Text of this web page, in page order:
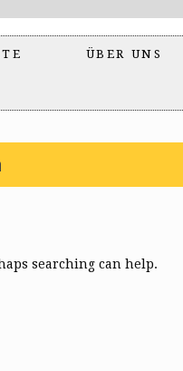
ÜBER UNS
searching can help.